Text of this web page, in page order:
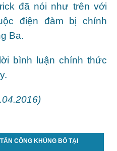
đã nói như trên với
điện đàm bị chính
Ba.
bình luận chính thức
CÔNG KHỦNG BỐ TẠI